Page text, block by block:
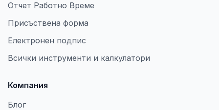
Отчет Работно Време
Присъствена форма
Електронен подпис
Всички инструменти и калкулатори
Компания
Блог